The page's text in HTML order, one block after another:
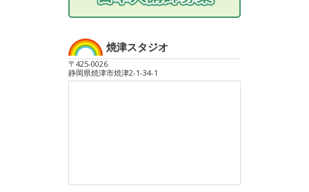
焼津スタジオ
〒425-0026
静岡県焼津市焼津2-1-34-1